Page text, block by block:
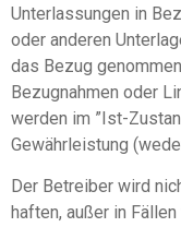
Unterlassungen in
oder anderen
das Bezug
Bezugnahmen oder
werden im ”Ist-
Gewährleistung
Der Betreiber wird
haften, außer in